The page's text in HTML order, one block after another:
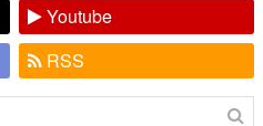
Youtube
RSS